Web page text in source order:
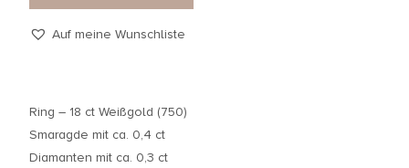
Auf meine Wunschliste
Ring – 18 ct Weißgold (750)
Smaragde mit ca. 0,4 ct
Diamanten mit ca. 0,3 ct